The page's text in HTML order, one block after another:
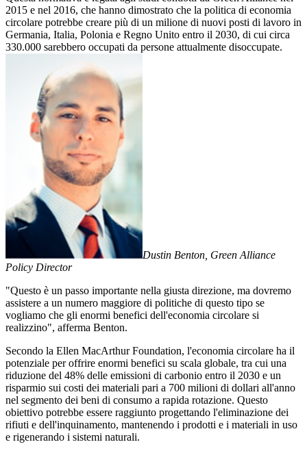
2015 e nel 2016, che hanno dimostrato che la politica di economia
circolare potrebbe creare più di un milione di nuovi posti di lavoro in
Germania, Italia, Polonia e Regno Unito entro il 2030, di cui circa
330.000 sarebbero occupati da persone attualmente disoccupate.
Dustin Benton, Green Alliance
Policy Director
"Questo è un passo importante nella giusta direzione, ma dovremo
assistere a un numero maggiore di politiche di questo tipo se
vogliamo che gli enormi benefici dell'economia circolare si
realizzino", afferma Benton.
Secondo la Ellen MacArthur Foundation, l'economia circolare ha il
potenziale per offrire enormi benefici su scala globale, tra cui una
riduzione del 48% delle emissioni di carbonio entro il 2030 e un
risparmio sui costi dei materiali pari a 700 milioni di dollari all'anno
nel segmento dei beni di consumo a rapida rotazione. Questo
obiettivo potrebbe essere raggiunto progettando l'eliminazione dei
rifiuti e dell'inquinamento, mantenendo i prodotti e i materiali in uso
e rigenerando i sistemi naturali.